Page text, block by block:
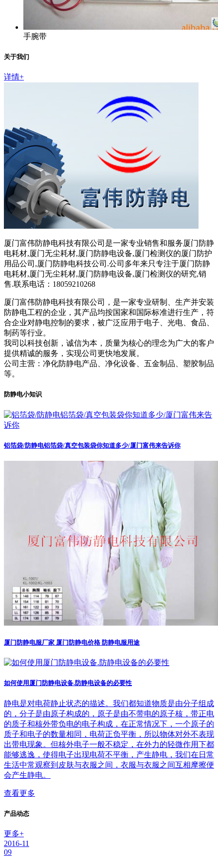
手腕带
关于我们
详情+
厦门富伟防静电科技有限公司是一家专业销售和服务厦门防静
电耗材,厦门无尘耗材,厦门防静电设备,厦门检测仪的厦门防护
用品公司,厦门防静电科技公司.公司多年来只专注于厦门防静
电耗材,厦门无尘耗材,厦门防静电设备,厦门检测仪的研究,销
售.联系电话：18059210268
厦门富伟防静电科技有限公司，是一家专业研制、生产并安装
防静电工程的企业，其产品均按国家和国际标准进行生产，符
合企业对静电控制的要求，被广泛应用于电子、光电、食品、
制药等行业。
我司以科技创新，诚信为本，质量为核心的理念为广大的客户
提供精诚的服务，实现公司更快地发展。
公司主营：净化防静电产品、净化设备、五金制品、塑胶制品
等。
防静电小知识
铝箔袋/防静电铝箔袋/真空包装袋你知道多少/厦门富伟来告诉你
厦门防静电服厂家 厦门防静电价格 防静电服用途
如何使用厦门防静电设备.防静电设备的必要性
静电是对电荷静止状态的描述。我们都知道物质是由分子组成
的，分子是由原子构成的，原子是由不带电的原子核，带正电
的质子和核外带负电的电子构成，在正常情况下，一个原子的
质子和电子的数量相同，电荷正负平衡，所以物体对外不表现
出带电现象。但核外电子一般不稳定，在外力的轻微作用下都
能够逃逸，使得电子出现电荷不平衡，产生静电，我们在日常
生活中常观察到皮肤与衣服之间，衣服与衣服之间互相摩擦便
会产生静电。
查看更多
产品动态
更多+
2016-11
09